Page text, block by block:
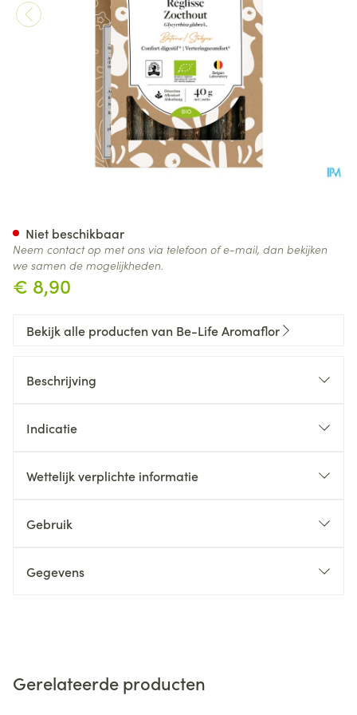
€ 8,90
Niet beschikbaar
Neem contact op met ons via telefoon of e-mail, dan bekijken
we samen de mogelijkheden.
Bekijk alle producten van Be-Life Aromaflor
Beschrijving
Indicatie
Wettelijk verplichte informatie
Gebruik
Gegevens
Gerelateerde producten